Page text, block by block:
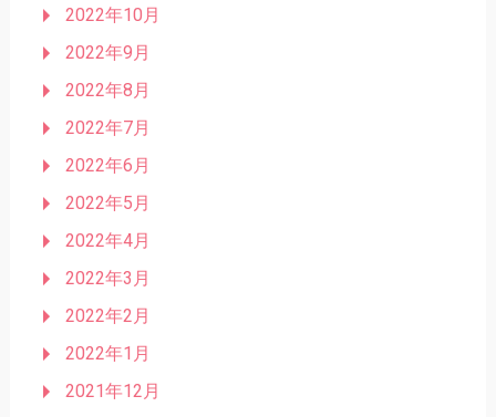
2022年10月
2022年9月
2022年8月
2022年7月
2022年6月
2022年5月
2022年4月
2022年3月
2022年2月
2022年1月
2021年12月